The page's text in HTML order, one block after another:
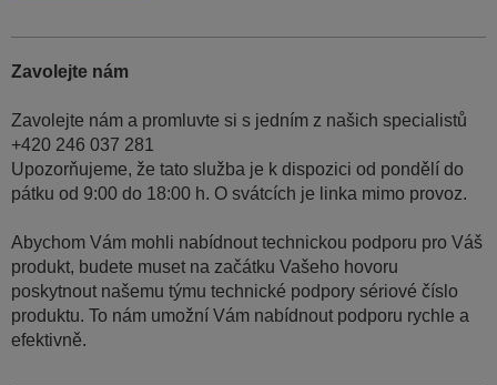
Zavolejte nám
Zavolejte nám a promluvte si s jedním z našich specialistů
+420 246 037 281
Upozorňujeme, že tato služba je k dispozici od pondělí do
pátku od 9:00 do 18:00 h. O svátcích je linka mimo provoz.
Abychom Vám mohli nabídnout technickou podporu pro Váš
produkt, budete muset na začátku Vašeho hovoru
poskytnout našemu týmu technické podpory sériové číslo
produktu. To nám umožní Vám nabídnout podporu rychle a
efektivně.